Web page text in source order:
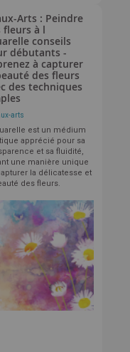
Arts : Peindre
fleurs à l
conseils
débutants -
à capturer
des fleurs
des techniques
arts
est un médium
apprécié pour sa
et sa fluidité,
une manière unique
la délicatesse et
des fleurs.